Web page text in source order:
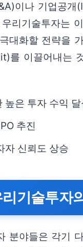
이나 기업공개
리기술투자는
대화할 전략을
를 이끌어내는
높은 투자 수익 달
추진
자 신뢰도 상승
기술투자
분야들은 각기